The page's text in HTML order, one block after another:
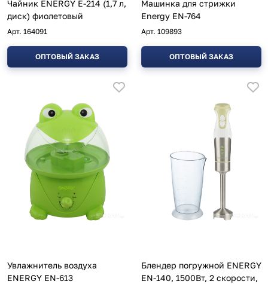
Чайник ENERGY E-214 (1,7 л,
диск) фиолетовый
Арт. 164091
ОПТОВЫЙ ЗАКАЗ
Машинка для стрижки
Energy EN-764
Арт. 109893
ОПТОВЫЙ ЗАКАЗ
Увлажнитель воздуха
ENERGY EN-613
Блендер погружной ENERGY
EN-140, 1500Вт, 2 скорости,